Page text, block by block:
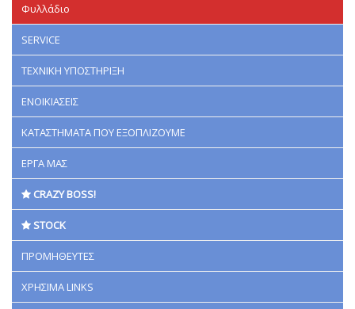
Φυλλάδιο
SERVICE
ΤΕΧΝΙΚΗ ΥΠΟΣΤΗΡΙΞΗ
ΕΝΟΙΚΙΑΣΕΙΣ
ΚΑΤΑΣΤΗΜΑΤΑ ΠΟΥ ΕΞΟΠΛΙΖΟΥΜΕ
ΕΡΓΑ ΜΑΣ
CRAZY BOSS!
STOCK
ΠΡΟΜΗΘΕΥΤΕΣ
ΧΡΗΣΙΜΑ LINKS